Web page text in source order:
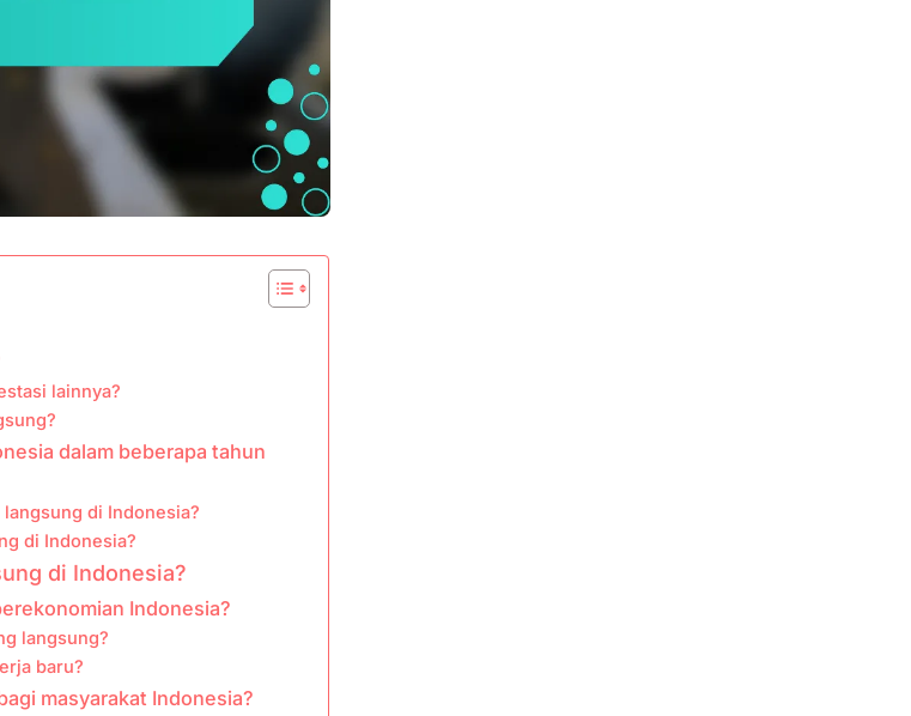
lainnya?
dalam beberapa tahun
di Indonesia?
di Indonesia?
di Indonesia?
Indonesia?
langsung?
baru?
masyarakat Indonesia?